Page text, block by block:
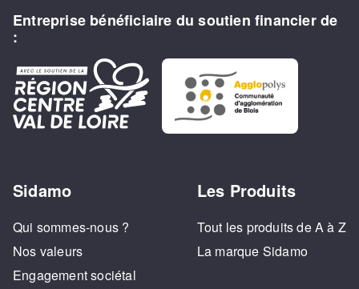
Entreprise bénéficiaire du soutien financier de
:
Sidamo
Qui sommes-nous ?
Nos valeurs
Engagement sociétal
Les Produits
Tout les produits de A à Z
La marque Sidamo